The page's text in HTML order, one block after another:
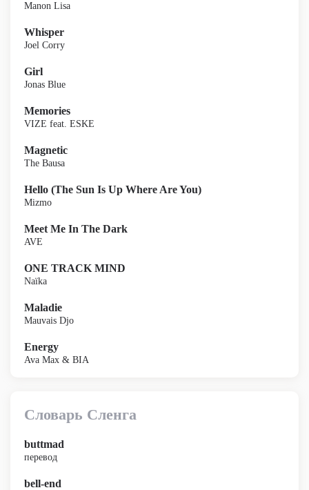
Manon Lisa
Whisper
Joel Corry
Girl
Jonas Blue
Memories
VIZE feat. ESKE
Magnetic
The Bausa
Hello (The Sun Is Up Where Are You)
Mizmo
Meet Me In The Dark
AVE
ONE TRACK MIND
Naïka
Maladie
Mauvais Djo
Energy
Ava Max & BIA
Словарь Сленга
buttmad
перевод
bell-end